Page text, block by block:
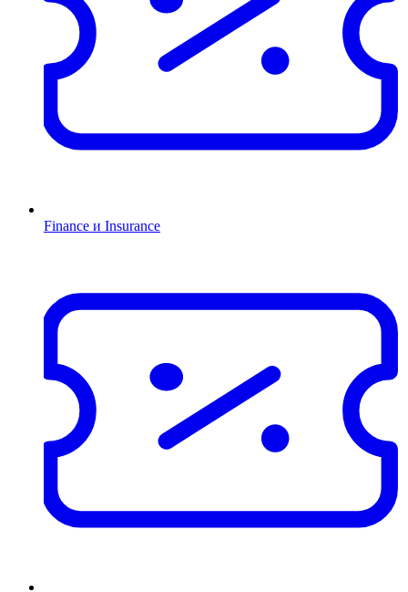
Finance и Insurance